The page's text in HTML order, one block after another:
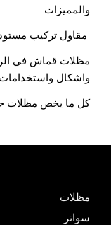
والمميزات
مقاول تركيب مستودعات
مظلات قماش في
واشكال واستخدامات
كل ما يخص مظلات
مظلات
سواتر